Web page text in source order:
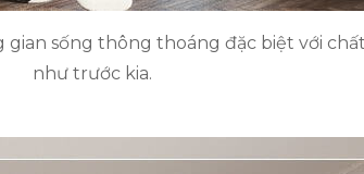
sống thông thoáng đặc biệt với
như trước kia.